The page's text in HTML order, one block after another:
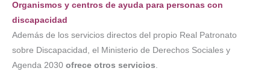
Organismos y centros de ayuda para personas con
discapacidad
Además de los servicios directos del propio Real Patronato
sobre Discapacidad, el Ministerio de Derechos Sociales y
Agenda 2030 ofrece otros servicios.